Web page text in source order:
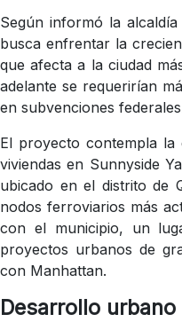
Según informó la
busca enfrentar la
que afecta a la ciudad
adelante se requerirían
en subvenciones
El proyecto contempla la
viviendas en Sunnyside
ubicado en el distrito de
nodos ferroviarios más
con el municipio, un
proyectos urbanos de
con Manhattan.
Desarrollo urbano